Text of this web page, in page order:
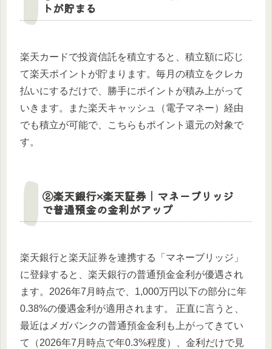
トが貯まる
楽天カードで投資信託を積立すると、積立額に応じ
て楽天ポイントが貯まります。毎月の積立をクレカ
払いにするだけで、勝手にポイントが積み上がって
いきます。また楽天キャッシュ（電子マネー）経由
でも積立が可能で、こちらもポイント還元の対象で
す。
②楽天銀行×楽天証券｜マネーブリッジ
で普通預金の金利がアップ
楽天銀行と楽天証券を連携する「マネーブリッジ」
に登録すると、楽天銀行の普通預金金利が優遇され
ます。2026年7月時点で、1,000万円以下の部分に年
0.38%の優遇金利が適用されます。 正直に言うと、
最近はメガバンクの普通預金金利も上がってきてい
て（2026年7月時点で年0.3%程度）、金利だけで見